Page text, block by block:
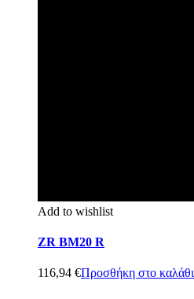
Add to wishlist
ZR BM20 R
116,94 €Προσθήκη στο καλάθι